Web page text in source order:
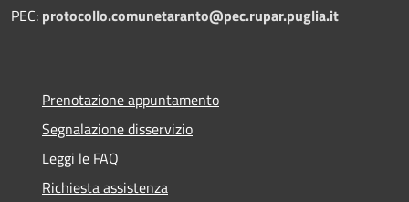
PEC: protocollo.comunetaranto@pec.rupar.puglia.it
Prenotazione appuntamento
Segnalazione disservizio
Leggi le FAQ
Richiesta assistenza